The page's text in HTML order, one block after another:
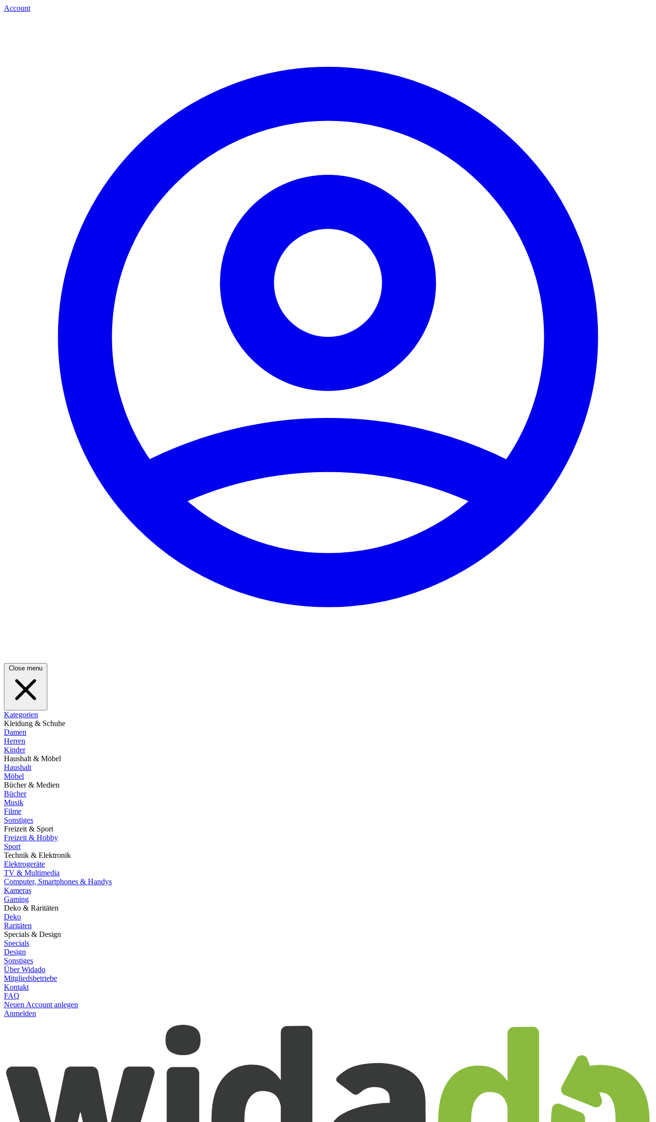
Account
Close menu
Kategorien
Kleidung & Schuhe
Damen
Herren
Kinder
Haushalt & Möbel
Haushalt
Möbel
Bücher & Medien
Bücher
Musik
Filme
Sonstiges
Freizeit & Sport
Freizeit & Hobby
Sport
Technik & Elektronik
Elektrogeräte
TV & Multimedia
Computer, Smartphones & Handys
Kameras
Gaming
Deko & Raritäten
Deko
Raritäten
Specials & Design
Specials
Design
Sonstiges
Über Widado
Mitgliedsbetriebe
Kontakt
FAQ
Neuen Account anlegen
Anmelden